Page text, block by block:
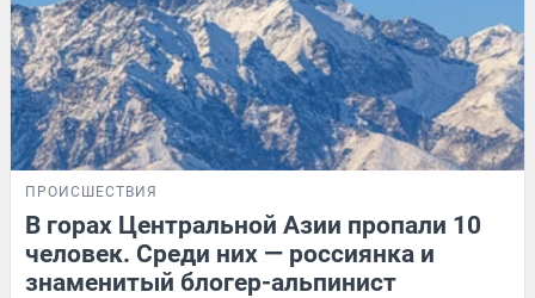
ПРОИСШЕСТВИЯ
В горах Центральной Азии пропали 10
человек. Среди них — россиянка и
знаменитый блогер-альпинист